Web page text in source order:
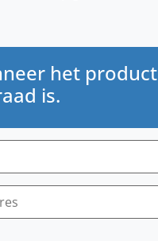
het product
is.